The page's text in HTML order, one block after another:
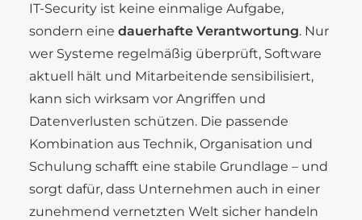
IT-Security ist keine einmalige Aufgabe,
sondern eine dauerhafte Verantwortung. Nur
wer Systeme regelmäßig überprüft, Software
aktuell hält und Mitarbeitende sensibilisiert,
kann sich wirksam vor Angriffen und
Datenverlusten schützen. Die passende
Kombination aus Technik, Organisation und
Schulung schafft eine stabile Grundlage – und
sorgt dafür, dass Unternehmen auch in einer
zunehmend vernetzten Welt sicher handeln